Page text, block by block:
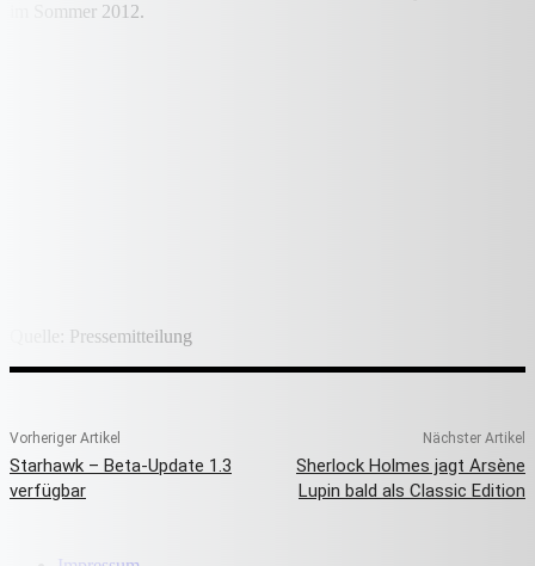
im Sommer 2012.
Quelle: Pressemitteilung
Vorheriger Artikel
Starhawk – Beta-Update 1.3
verfügbar
Nächster Artikel
Sherlock Holmes jagt Arsène
Lupin bald als Classic Edition